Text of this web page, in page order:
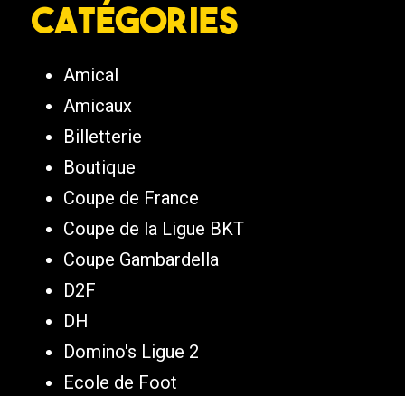
Catégories
Amical
Amicaux
Billetterie
Boutique
Coupe de France
Coupe de la Ligue BKT
Coupe Gambardella
D2F
DH
Domino's Ligue 2
Ecole de Foot